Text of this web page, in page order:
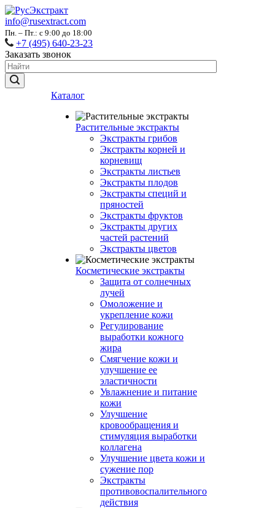
info@rusextract.com
Пн. – Пт.: с 9:00 до 18:00
+7 (495) 640-23-23
Заказать звонок
Каталог
Растительные экстракты
Экстракты грибов
Экстракты корней и
корневищ
Экстракты листьев
Экстракты плодов
Экстракты специй и
пряностей
Экстракты фруктов
Экстракты других
частей растений
Экстракты цветов
Косметические экстракты
Защита от солнечных
лучей
Омоложение и
укрепление кожи
Регулирование
выработки кожного
жира
Смягчение кожи и
улучшение ее
эластичности
Увлажнение и питание
кожи
Улучшение
кровообращения и
стимуляция выработки
коллагена
Улучшение цвета кожи и
сужение пор
Экстракты
противовоспалительного
действия